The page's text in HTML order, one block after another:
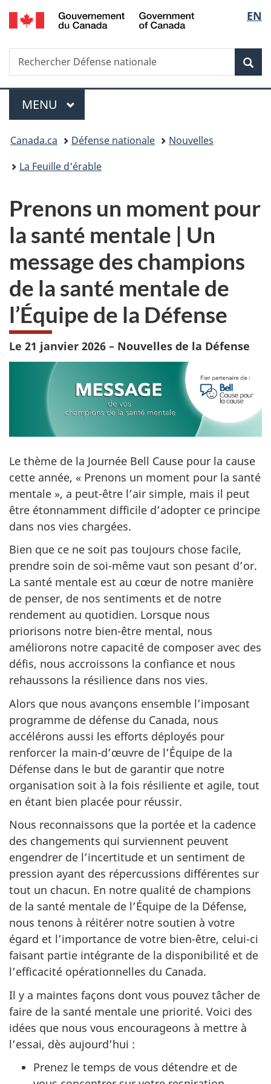
Passer
au
principal
Passer
à
Au
du
Passer
à
version
simplifiée
de
la
EN
Recherche
Rechercher
Défense
Menu
MENU PRINCIPAL
Vous
êtes
Canada.ca Défense nationale
Nouvelles
La Feuille d'érable
Prenons un moment pour
la santé mentale | Un
message des champions
de la santé mentale de
l’Équipe de la Défense
Le 21 janvier 2026 – Nouvelles de la Défense
Le thème de la Journée Bell Cause pour la cause
cette année, « Prenons un moment pour la santé
mentale », a peut-être l’air simple, mais il peut
être étonnamment difficile d’adopter ce principe
dans nos vies chargées.
Bien que ce ne soit pas toujours chose facile,
prendre soin de soi-même vaut son pesant d’or.
La santé mentale est au cœur de notre manière
de penser, de nos sentiments et de notre
rendement au quotidien. Lorsque nous
priorisons notre bien-être mental, nous
améliorons notre capacité de composer avec des
défis, nous accroissons la confiance et nous
rehaussons la résilience dans nos vies.
Alors que nous avançons ensemble l’imposant
programme de défense du Canada, nous
accélérons aussi les efforts déployés pour
renforcer la main-d’œuvre de l’Équipe de la
Défense dans le but de garantir que notre
organisation soit à la fois résiliente et agile, tout
en étant bien placée pour réussir.
Nous reconnaissons que la portée et la cadence
des changements qui surviennent peuvent
engendrer de l’incertitude et un sentiment de
pression ayant des répercussions différentes sur
tout un chacun. En notre qualité de champions
de la santé mentale de l’Équipe de la Défense,
nous tenons à réitérer notre soutien à votre
égard et l’importance de votre bien-être, celui-ci
faisant partie intégrante de la disponibilité et de
l’efficacité opérationnelles du Canada.
Il y a maintes façons dont vous pouvez tâcher de
faire de la santé mentale une priorité. Voici des
idées que nous vous encourageons à mettre à
l’essai, dès aujourd’hui :
Prenez le temps de vous détendre et de